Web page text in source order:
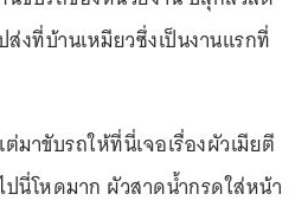
งที่บ้านเหมียวซึ่งเป็นงานแรกที่
มาขับรถให้ที่นี่เจอเรื่องผัวเมียตี
นี่โหดมาก ผัวสาดน้ำกรดใส่หน้า